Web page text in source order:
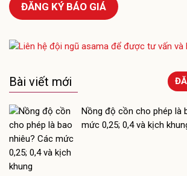
ĐĂNG KÝ BÁO GIÁ
Bài viết mới
Nồng độ cồn cho phép là
mức 0,25; 0,4 và kịch